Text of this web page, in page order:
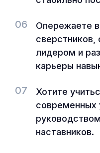
06
Опережаете в
сверстников,
лидером и
карьеры
07
Хотите
современных
наставников.